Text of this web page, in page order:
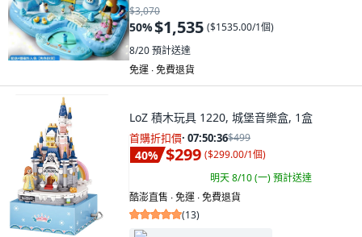
$3,070
50%$1,535 ($1535.00/1個)
8/20預計送達
免運 ∙ 免費退貨
LoZ 積木玩具 1220, 城堡音樂盒, 1盒
首購折扣價· 07:50:34$499
40% $299 ($299.00/1個)
明天 8/10 (一)預計送達
酷澎直售 ∙ 免運 ∙ 免費退貨
(13)